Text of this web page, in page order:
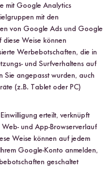
mit Google Analytics
mit den
von Google Ads und Google
diese Weise können
Werbebotschaften, die in
und Surfverhaltens auf
Sie angepasst wurden, auch
(z.B. Tablet oder PC)
erteilt, verknüpft
und App-Browserverlauf
Weise können auf jedem
Google-Konto anmelden,
geschaltet